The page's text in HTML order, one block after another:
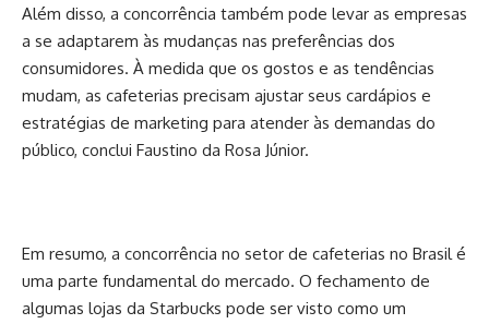
Além disso, a concorrência também pode levar as empresas
a se adaptarem às mudanças nas preferências dos
consumidores. À medida que os gostos e as tendências
mudam, as cafeterias precisam ajustar seus cardápios e
estratégias de marketing para atender às demandas do
público, conclui Faustino da Rosa Júnior.
Em resumo, a concorrência no setor de cafeterias no Brasil é
uma parte fundamental do mercado. O fechamento de
algumas lojas da Starbucks pode ser visto como um